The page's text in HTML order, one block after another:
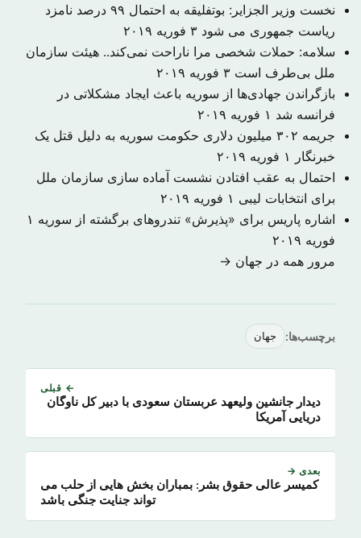
نخست وزیر الجزایر: بوتفلیقه به احتمال ۹۹ درصد نامزد
ریاست جمهوری می شود ۳ فوریه ۲۰۱۹
سلامه: حملات شخصی مرا ناراحت نمی‌کند.. هیئت سازمان
ملل بی‌طرف است ۳ فوریه ۲۰۱۹
بازگراندن جهادی‌ها از سوریه باعث ایجاد مشکلاتی در
فرانسه شد ۱ فوریه ۲۰۱۹
جریمه ۳۰۲ میلیون دلاری حکومت سوریه به دلیل قتل یک
خبرنگار
۱ فوریه ۲۰۱۹
احتمال به عقب افتادن نشست آماده سازی سازمان ملل
برای انتخابات لیبی ۱ فوریه ۲۰۱۹
اشاره پاریس برای «پذیرش» تندروهای برگشته از سوریه ۱
فوریه ۲۰۱۹
مرور همه در جهان →
برچسب‌ها: جهان
← قبلی
دیدار جانشین ولیعهد عربستان سعودی با دبیر کل ناوگان
دریایی آمریکا
بعدی →
کمیسر عالی حقوق بشر: بمباران بخش هایی از حلب می
تواند جنایت جنگی باشد